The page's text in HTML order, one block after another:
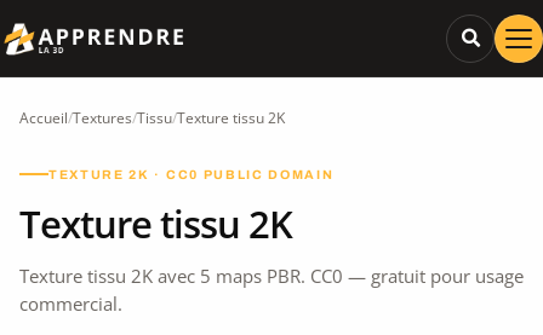
Accueil/Textures/Tissu/Texture tissu 2K
TEXTURE 2K · CC0 PUBLIC DOMAIN
Texture tissu 2K
Texture tissu 2K avec 5 maps PBR. CC0 — gratuit pour usage
commercial.